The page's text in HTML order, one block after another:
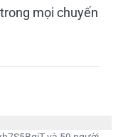
mọi chuyến